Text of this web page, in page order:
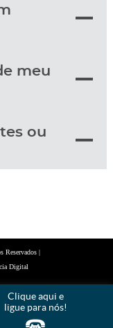
meu
ou
Reservados |
Digital
Clique aqui e
ligue para nós!